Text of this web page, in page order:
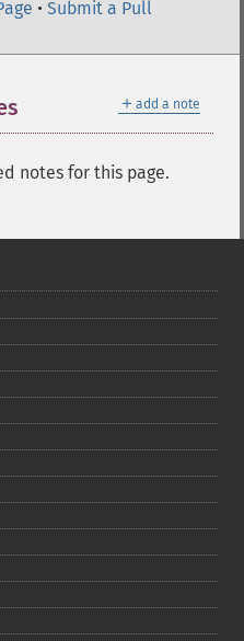
• Submit a Pull
＋ add a note
notes for this page.